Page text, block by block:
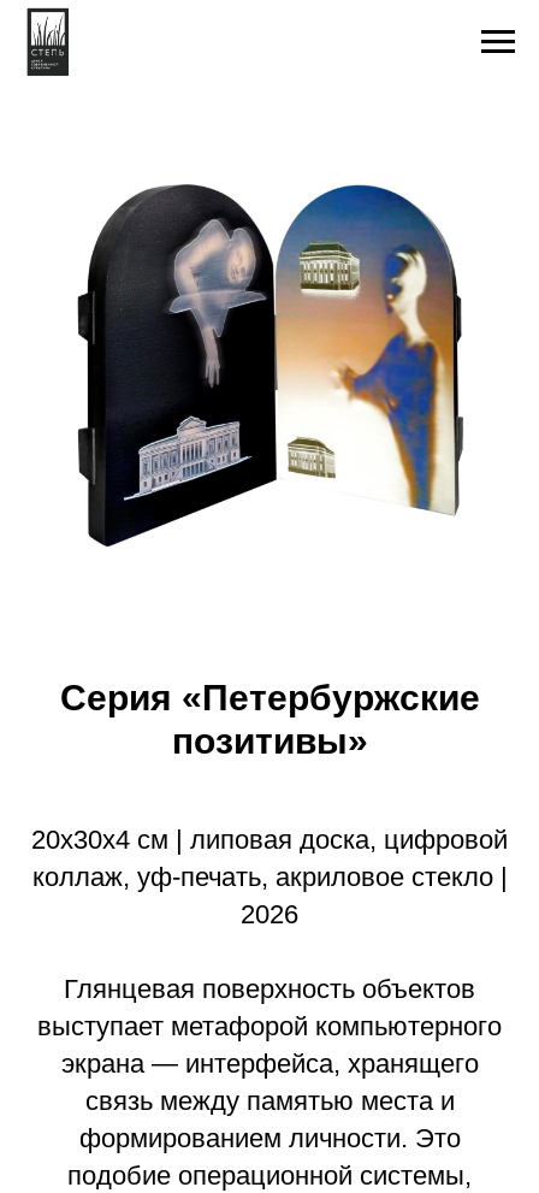
Серия «Петербуржские
позитивы»
20х30х4 см | липовая доска, цифровой
коллаж, уф-печать, акриловое стекло |
2026
Глянцевая поверхность объектов
выступает метафорой компьютерного
экрана — интерфейса, хранящего
связь между памятью места и
формированием личности. Это
подобие операционной системы,